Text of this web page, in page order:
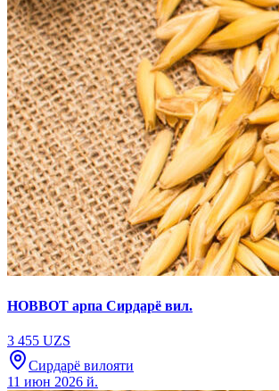
НОВВОТ арпа Сирдарё вил.
3 455 UZS
Сирдарё вилояти
11 июн 2026 й.